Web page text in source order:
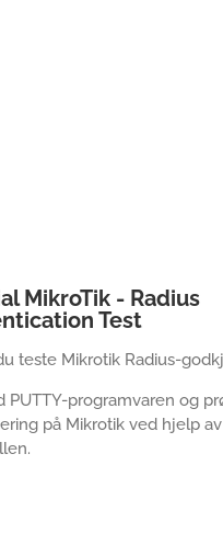
MikroTik - Radius
Test
teste Mikrotik Radius-
PUTTY-programvaren og
på Mikrotik ved hjelp